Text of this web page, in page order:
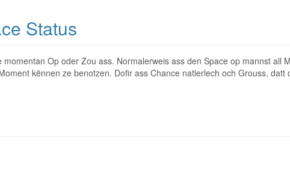
Status
Op oder Zou ass. Normalerweis ass den Space op mannst all
kënnen ze benotzen. Dofir ass Chance natierlech och Grouss, datt